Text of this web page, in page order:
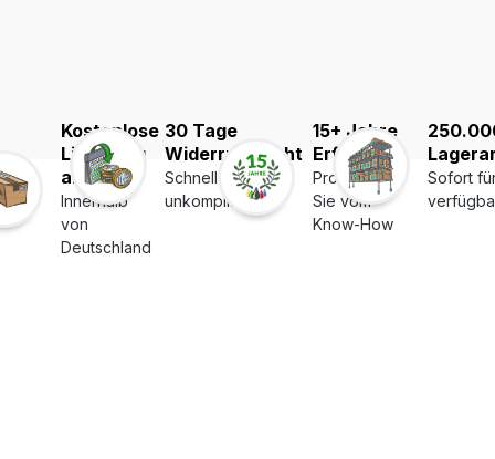
Kostenlose
Lieferung
ab 39€
Innerhalb
von
Deutschland
30 Tage
Widerrufsrecht
Schnell und
unkompliziert
15+ Jahre
Erfahrung
Profitieren
Sie vom
Know-How
Sofort